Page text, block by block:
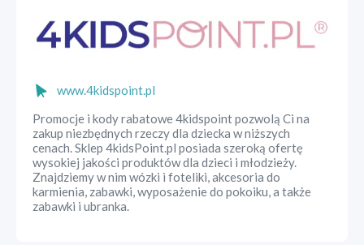
www.4kidspoint.pl
Promocje i kody rabatowe 4kidspoint pozwolą Ci na
zakup niezbędnych rzeczy dla dziecka w niższych
cenach. Sklep 4kidsPoint.pl posiada szeroką ofertę
wysokiej jakości produktów dla dzieci i młodzieży.
Znajdziemy w nim wózki i foteliki, akcesoria do
karmienia, zabawki, wyposażenie do pokoiku, a także
zabawki i ubranka.